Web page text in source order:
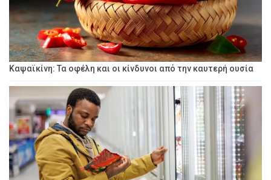
Καψαϊκίνη: Τα οφέλη και οι κίνδυνοι από την καυτερή ουσία